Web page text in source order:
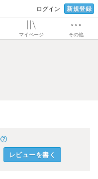
ログイン 新規登録
マイページ その他
レビューを書く